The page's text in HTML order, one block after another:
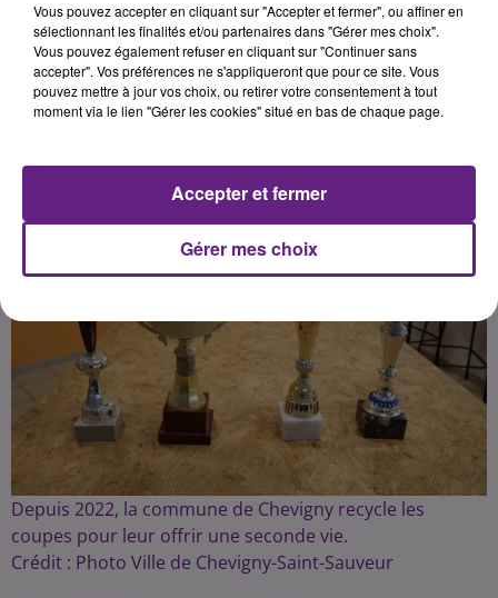
une seconde vie.
Publié : 31 mars 2024 à 7h00 par Charles Perrin
Sonnette
Depuis 2022, la commune de Chevigny recycle les
coupes pour leur offrir une seconde vie.
Crédit : Photo Ville de Chevigny-Saint-Sauveur
Vous pouvez accepter en cliquant sur "Accepter et fermer", ou affiner en
sélectionnant les finalités et/ou partenaires dans "Gérer mes choix".
Vous pouvez également refuser en cliquant sur "Continuer sans
accepter". Vos préférences ne s'appliqueront que pour ce site. Vous
pouvez mettre à jour vos choix, ou retirer votre consentement à tout
moment via le lien "Gérer les cookies" situé en bas de chaque page.
Gérer mes choix
Accepter et fermer